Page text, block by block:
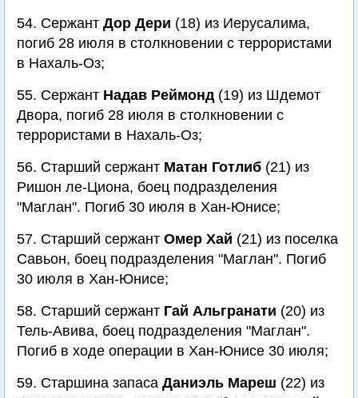
54. Сержант Дор Дери (18) из Иерусалима,
погиб 28 июля в столкновении с террористами
в Нахаль-Оз;
55. Сержант Надав Реймонд(19) из Шдемот
Двора, погиб 28 июля в столкновении с
террористами в Нахаль-Оз;
56. Старший сержант Матан Готлиб (21) из
Ришон ле-Циона, боец подразделения
"Маглан". Погиб 30 июля в Хан-Юнисе;
57. Старший сержант Омер Хай (21) из поселка
Савьон, боец подразделения "Маглан". Погиб
30 июля в Хан-Юнисе;
58. Старший сержант Гай Альгранати (20) из
Тель-Авива, боец подразделения "Маглан".
Погиб в ходе операции в Хан-Юнисе 30 июля;
59. Старшина запаса Даниэль Мареш (22) из